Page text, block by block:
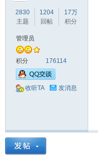
2830
主题
1204
回帖
17万
积分
管理员
积分 176114
收听TA 发消息